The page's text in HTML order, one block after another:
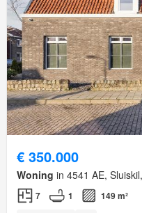
€ 350.000
Woning in 4541 AE,
7 1 149 m²